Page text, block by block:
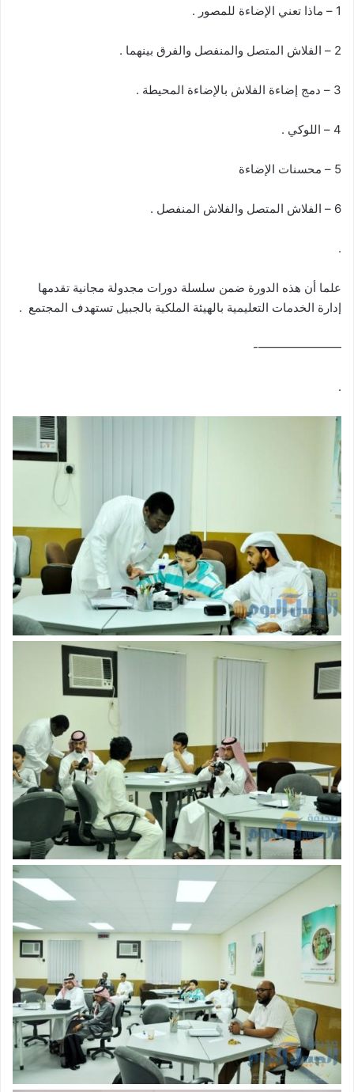
1 – ماذا تعني الإضاءة للمصور .
2 – الفلاش المتصل والمنفصل والفرق بينهما .
3 – دمج إضاءة الفلاش بالإضاءة المحيطة .
4 – اللوكي .
5 – محسنات الإضاءة
6 – الفلاش المتصل والفلاش المنفصل .
.
علما أن هذه الدورة ضمن سلسلة دورات مجدولة مجانية تقدمها
إدارة الخدمات التعليمية بالهيئة الملكية بالجبيل تستهدف المجتمع .
———————-
.